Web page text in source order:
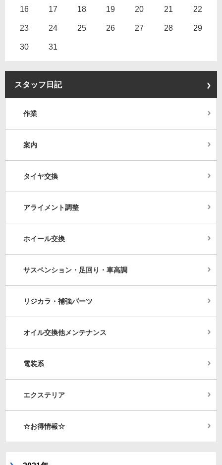
16 17 18 19 20 21 22
23 24 25 26 27 28 29
30 31
スタッフ日記
作業
案内
タイヤ交換
アライメント調整
ホイール交換
サスペンション・足回り・車高調
リジカラ・補強パーツ
オイル交換他メンテナンス
電装系
エクステリア
☆お得情報☆